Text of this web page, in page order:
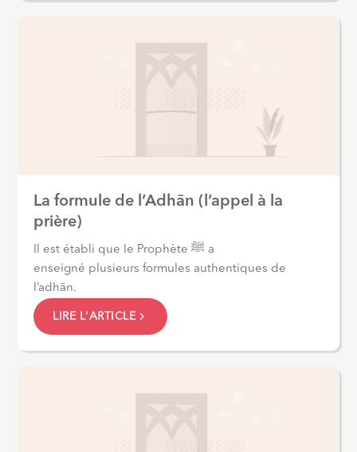
La formule de l’Adhān (l’appel à la
prière)
Il est établi que le Prophète ﷺ a
enseigné plusieurs formules authentiques de
l’adhān.
LIRE L'ARTICLE